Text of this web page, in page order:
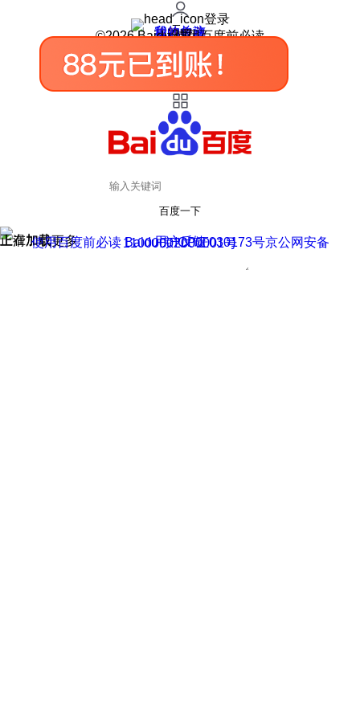
登录
我的关注
我的收藏
皮肤中心
用户反馈
设置
©2026 Baidu 使用百度前必读
百度一下
正在加载
上滑加载更多 用户反馈
使用百度前必读 Baidu 京ICP证030173号
京公网安备11000002000001号